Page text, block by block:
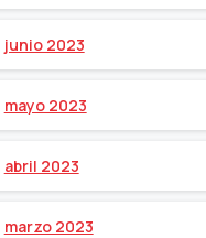
junio 2023
mayo 2023
abril 2023
marzo 2023